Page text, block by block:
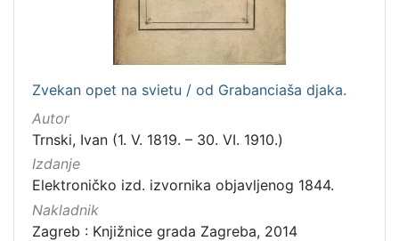
Zvekan opet na svietu / od Grabanciaša djaka.
Autor
Trnski, Ivan (1. V. 1819. – 30. VI. 1910.)
Izdanje
Elektroničko izd. izvornika objavljenog 1844.
Nakladnik
Zagreb : Knjižnice grada Zagreba, 2014